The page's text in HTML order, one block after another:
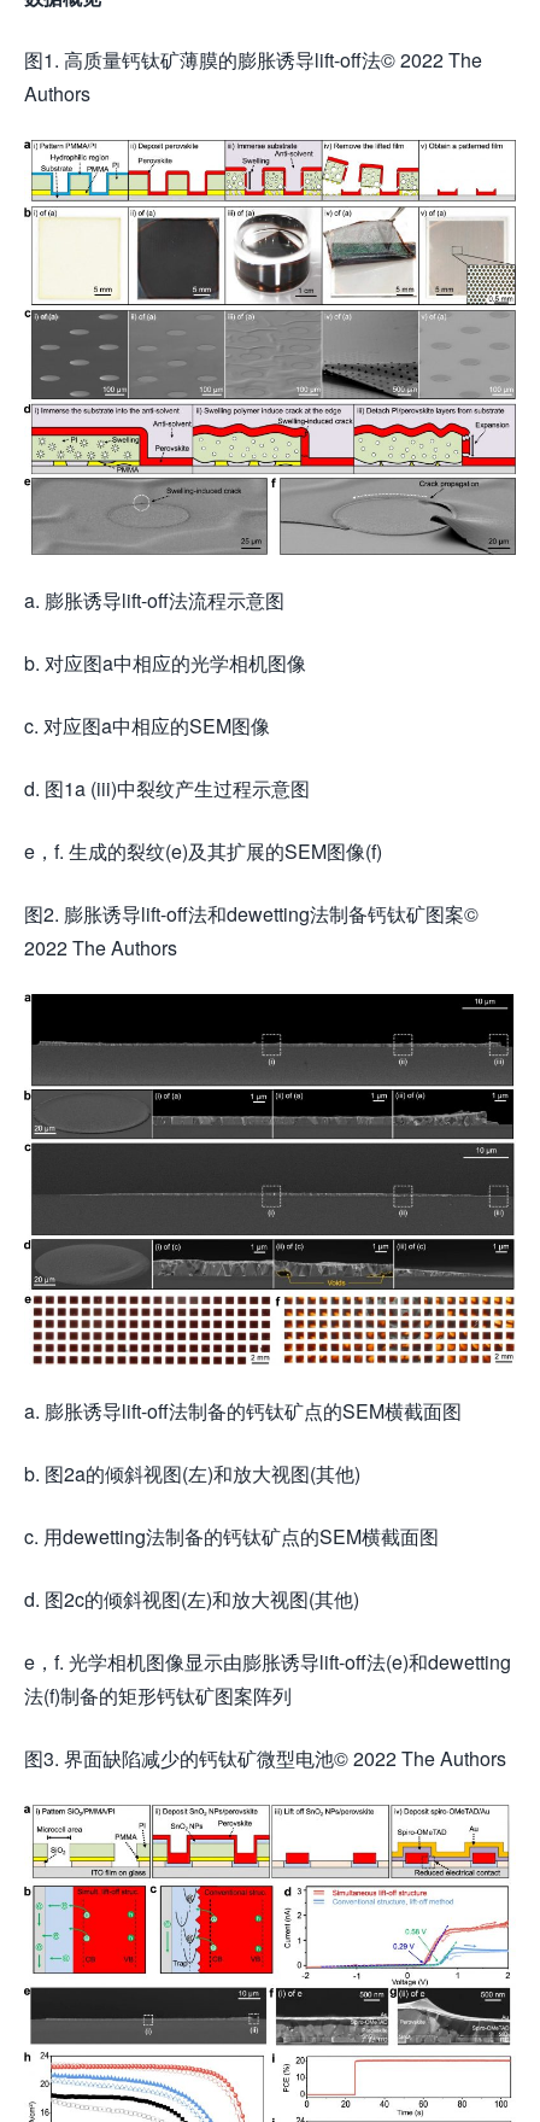
图1. 高质量钙钛矿薄膜的膨胀诱导lift-off法© 2022 The
Authors
a. 膨胀诱导lift-off法流程示意图
b. 对应图a中相应的光学相机图像
c. 对应图a中相应的SEM图像
d. 图1a (iii)中裂纹产生过程示意图
e，f. 生成的裂纹(e)及其扩展的SEM图像(f)
图2. 膨胀诱导lift-off法和dewetting法制备钙钛矿图案©
2022 The Authors
a. 膨胀诱导lift-off法制备的钙钛矿点的SEM横截面图
b. 图2a的倾斜视图(左)和放大视图(其他)
c. 用dewetting法制备的钙钛矿点的SEM横截面图
d. 图2c的倾斜视图(左)和放大视图(其他)
e，f. 光学相机图像显示由膨胀诱导lift-off法(e)和dewetting
法(f)制备的矩形钙钛矿图案阵列
图3. 界面缺陷减少的钙钛矿微型电池© 2022 The Authors